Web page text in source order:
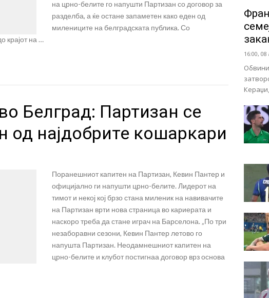
на црно-белите го напушти Партизан со договор за
разделба, а ќе остане запаметен како еден од
милениците на белградската публика. Со
крајот на …
Белград: Партизан се
од најдобрите кошаркари
Поранешниот капитен на Партизан, Кевин Пантер и
официјално ги напушти црно-белите. Лидерот на
тимот и некој кој брзо стана миленик на навивачите
на Партизан врти нова страница во кариерата и
наскоро треба да стане играч на Барселона. „По три
незаборавни сезони, Кевин Пантер летово го
напушта Партизан. Неодамнешниот капитен на
црно-белите и клубот постигнаа договор врз основа
16:00, 08